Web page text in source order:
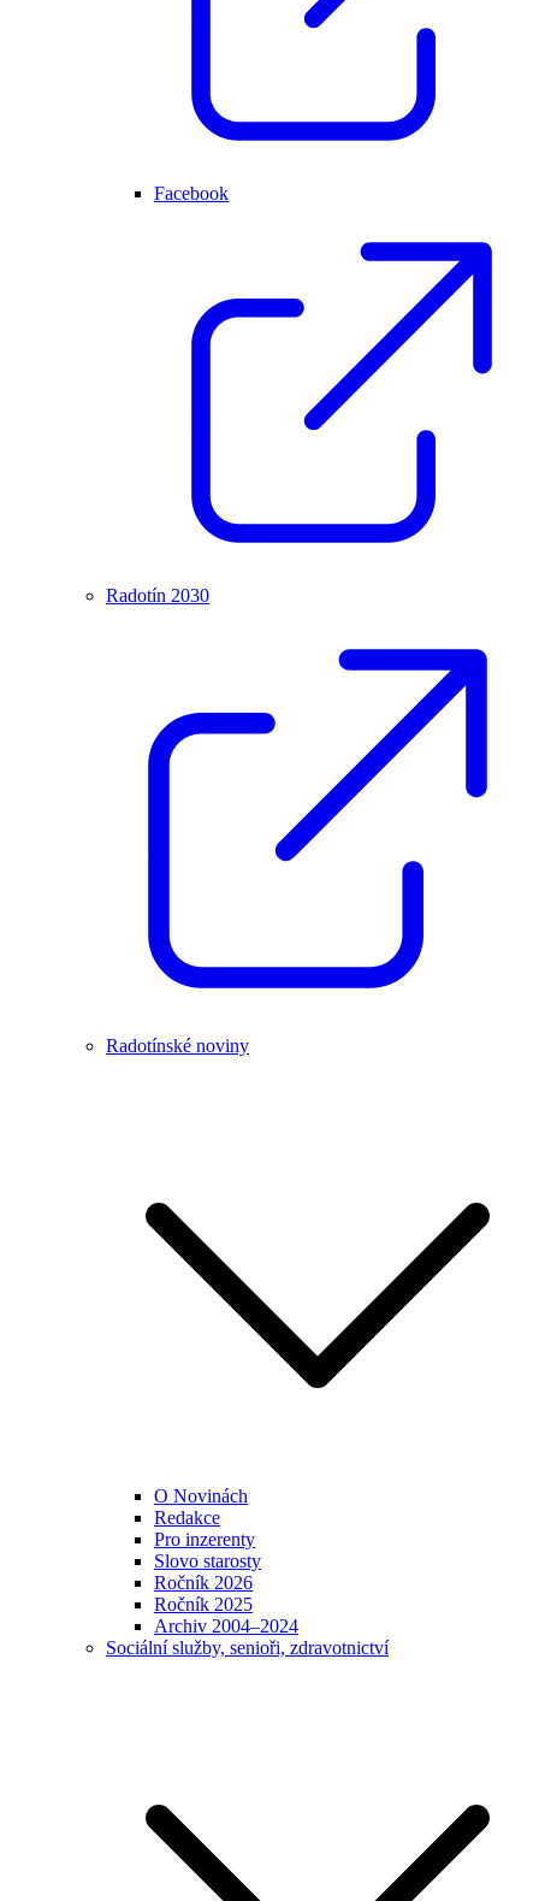
Facebook
Radotín 2030
Radotínské noviny
O Novinách
Redakce
Pro inzerenty
Slovo starosty
Ročník 2026
Ročník 2025
Archiv 2004–2024
Sociální služby, senioři, zdravotnictví